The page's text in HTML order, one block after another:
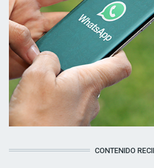
CONTENIDO